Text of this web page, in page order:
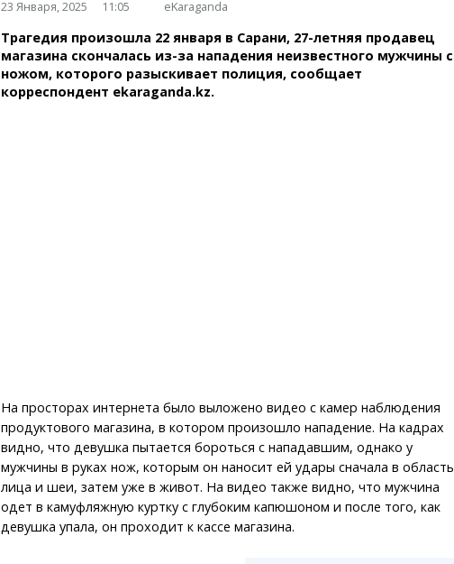
23 Января, 2025 11:05 eKaraganda
Трагедия произошла 22 января в Сарани, 27-летняя продавец
магазина скончалась из-за нападения неизвестного мужчины с
ножом, которого разыскивает полиция, сообщает
корреспондент еkaraganda.kz.
На просторах интернета было выложено видео с камер наблюдения
продуктового магазина, в котором произошло нападение. На кадрах
видно, что девушка пытается бороться с нападавшим, однако у
мужчины в руках нож, которым он наносит ей удары сначала в область
лица и шеи, затем уже в живот. На видео также видно, что мужчина
одет в камуфляжную куртку с глубоким капюшоном и после того, как
девушка упала, он проходит к кассе магазина.